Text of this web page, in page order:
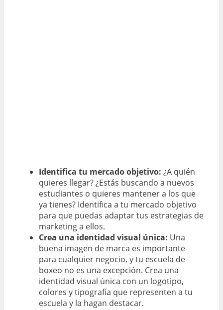
Identifica tu mercado objetivo: ¿A quién
quieres llegar? ¿Estás buscando a nuevos
estudiantes o quieres mantener a los que
ya tienes? Identifica a tu mercado objetivo
para que puedas adaptar tus estrategias de
marketing a ellos.
Crea una identidad visual única: Una
buena imagen de marca es importante
para cualquier negocio, y tu escuela de
boxeo no es una excepción. Crea una
identidad visual única con un logotipo,
colores y tipografía que representen a tu
escuela y la hagan destacar.